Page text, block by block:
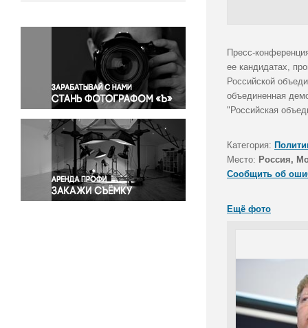
Окружающая среда
Политика
Правосудие
Происшествия и конфликты
Религия
Светская жизнь
Спорт
Экология
Экономика и бизнес
Пресс-
ее кандидатах,
Российской
объединенная
"Российская
Категория:
Место: Россия,
Сообщить об
Ещё фото